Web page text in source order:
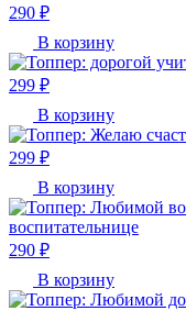
290 ₽
В корзину
299 ₽
В корзину
299 ₽
В корзину
воспитательнице
290 ₽
В корзину